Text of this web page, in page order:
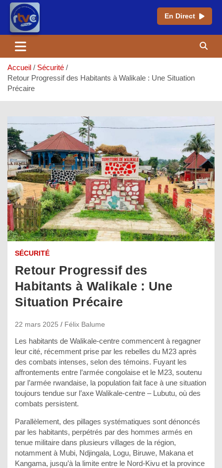
En Direct
contenu
Accueil
Sécurité
Retour Progressif des Habitants à Walikale : Une Situation
Précaire
SÉCURITÉ
Retour Progressif des
Habitants à Walikale : Une
Situation Précaire
22 mars 2025 Félix Balume
Les habitants de Walikale-centre commencent à regagner
leur cité, récemment prise par les rebelles du M23 après
des combats intenses, selon des témoins. Fuyant les
affrontements entre l’armée congolaise et le M23, soutenu
par l’armée rwandaise, la population fait face à une situation
toujours tendue sur l’axe Walikale-centre – Lubutu, où des
combats persistent.
Parallèlement, des pillages systématiques sont dénoncés
par les habitants, perpétrés par des hommes armés en
tenue militaire dans plusieurs villages de la région,
notamment à Mubi, Ndjingala, Logu, Biruwe, Makana et
Kangama, jusqu’à la limite entre le Nord-Kivu et la province